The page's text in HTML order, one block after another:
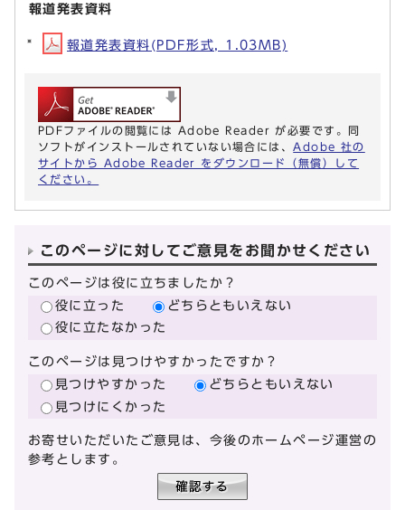
報道発表資料
報道発表資料(PDF形式, 1.03MB)
PDFファイルの閲覧には Adobe Reader が必要です。同
ソフトがインストールされていない場合には、 Adobe 社の
サイトから Adobe Reader をダウンロード（無償）して
ください。
このページに対してご意見をお聞かせください
このページは役に立ちましたか？
役に立った
どちらともいえない
役に立たなかった
このページは見つけやすかったですか？
見つけやすかった
どちらともいえない
見つけにくかった
お寄せいただいたご意見は、今後のホームページ運営の
参考とします。